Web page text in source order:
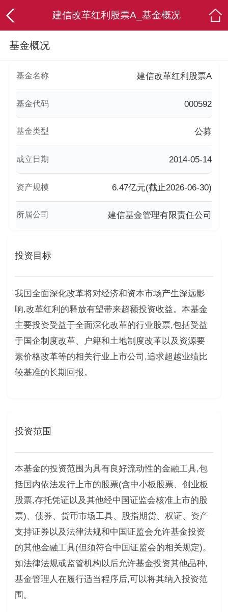
建信改革红利股票A_基金概况
基金概况
基金名称 建信改革红利股票A
基金代码 000592
基金类型 公募
成立日期 2014-05-14
资产规模 6.47亿元(截止2026-06-30)
所属公司 建信基金管理有限责任公司
投资目标
我国全面深化改革将对经济和资本市场产生深远影
响,改革红利的释放有望带来超额投资收益。本基金
主要投资受益于全面深化改革的行业股票,包括受益
于国企制度改革、户籍和土地制度改革以及资源要
素价格改革等的相关行业上市公司,追求超越业绩比
较基准的长期回报。
投资范围
本基金的投资范围为具有良好流动性的金融工具,包
括国内依法发行上市的股票(含中小板股票、创业板
股票,存托凭证以及其他经中国证监会核准上市的股
票)、债券、货币市场工具、股指期货、权证、资产
支持证券以及法律法规和中国证监会允许基金投资
的其他金融工具(但须符合中国证监会的相关规定)。
如法律法规或监管机构以后允许基金投资其他品种,
基金管理人在履行适当程序后,可以将其纳入投资范
围。